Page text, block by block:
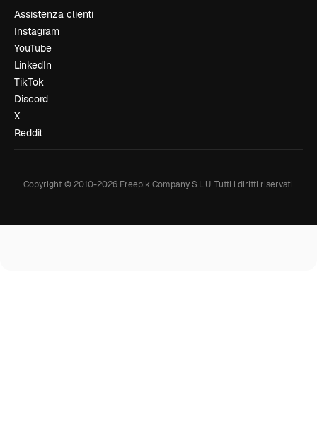
Assistenza clienti
Instagram
YouTube
LinkedIn
TikTok
Discord
X
Reddit
Copyright © 2010-2026Freepik Company S.L.U. Tutti i diritti riservati.